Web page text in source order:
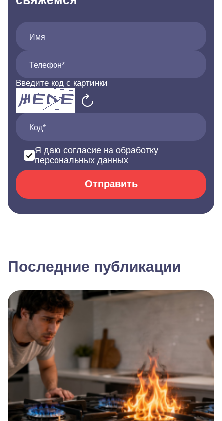
Имя
Телефон*
Введите код с картинки
Код*
Я даю согласие на обработку
персональных данных
Отправить
Последние публикации